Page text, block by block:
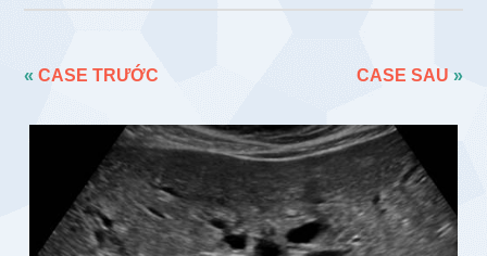
«CASE TRƯỚC CASE SAU »